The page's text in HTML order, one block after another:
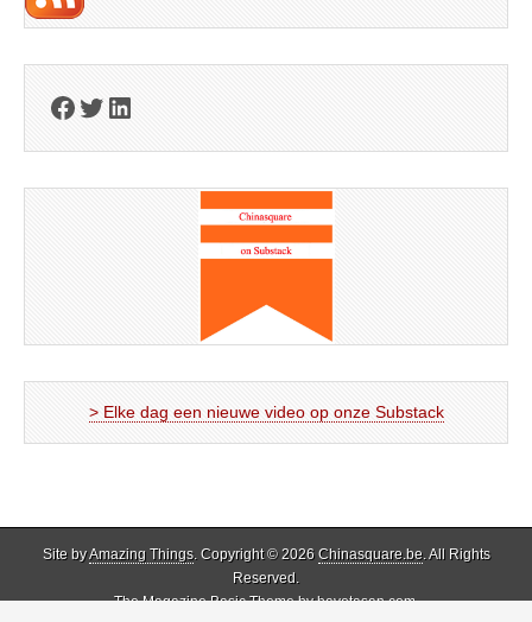
Facebook
Twitter
LinkedIn
> Elke dag een nieuwe video op onze Substack
Site byAmazing Things. Copyright © 2026 Chinasquare.be. All Rights
Reserved.
The Magazine Basic Theme bybavotasan.com.